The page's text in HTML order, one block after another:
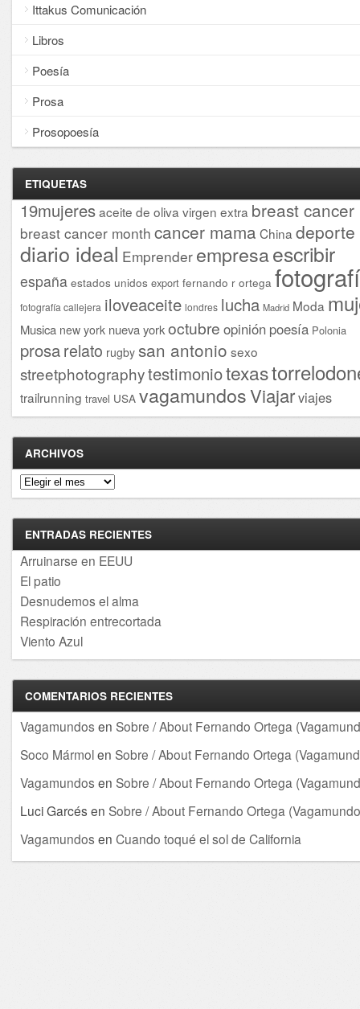
Ittakus Comunicación
Libros
Poesía
Prosa
Prosopoesía
ETIQUETAS
19mujeresaceite de oliva virgen extra breast cancer
breast cancer month cancer mama China deporte
diario ideal Emprender empresaescribir
españa estados unidos export fernando r ortega
fotografía callejera iloveaceite londres lucha Madrid Moda
Musica new york nueva yorkoctubre opinión poesía Polonia
prosarelato rugby san antonio sexo
streetphotographytestimoniotexas
trailrunning travel USA vagamundosViajarviajes
ARCHIVOS
Archivos
ENTRADAS RECIENTES
Arruinarse en EEUU
El patio
Desnudemos el alma
Respiración entrecortada
Viento Azul
COMENTARIOS RECIENTES
Vagamundos en Sobre / About Fernando Ortega
Soco Mármolen Sobre / About Fernando Ortega
Vagamundos en Sobre / About Fernando Ortega
Luci Garcés en Sobre / About Fernando Ortega
Vagamundos en Cuando toqué el sol de California